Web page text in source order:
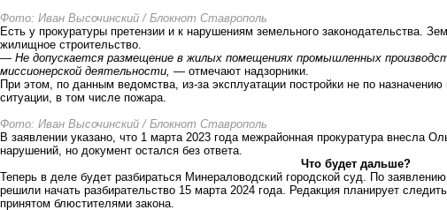
Фото: Иван Высочинский / Блокнот Ставрополь
Есть у прокуратуры претензии и к нарушениям земельного законодательства.
жилищное строительство.
— Не допускается размещение в жилых помещениях промышленных
миссионерской деятельности, — отмечают надзорники.
При этом, по данным ведомства, из-за эксплуатации постройки не по
ситуации, в том числе пожара.
Фото: Иван Высочинский / Блокнот Ставрополь
В заявлении указано, что 1 марта 2023 года межрайонная прокуратура внесла
нарушений, но документ остался без ответа.
Что будет дальше?
Теперь в деле будет разбираться Минераловодский городской суд. По
решили начать разбирательство 15 марта 2024 года. Редакция планирует
принятом блюстителями закона.